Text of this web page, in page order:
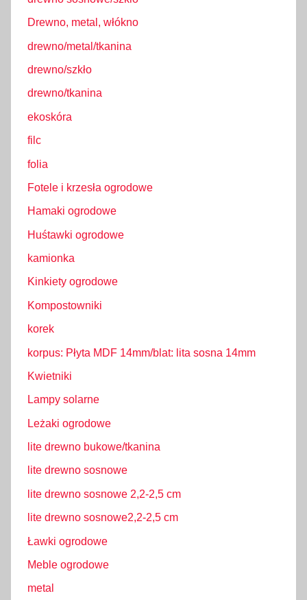
Drewno, metal, włókno
drewno/metal/tkanina
drewno/szkło
drewno/tkanina
ekoskóra
filc
folia
Fotele i krzesła ogrodowe
Hamaki ogrodowe
Huśtawki ogrodowe
kamionka
Kinkiety ogrodowe
Kompostowniki
korek
korpus: Płyta MDF 14mm/blat: lita sosna 14mm
Kwietniki
Lampy solarne
Leżaki ogrodowe
lite drewno bukowe/tkanina
lite drewno sosnowe
lite drewno sosnowe 2,2-2,5 cm
lite drewno sosnowe2,2-2,5 cm
Ławki ogrodowe
Meble ogrodowe
metal